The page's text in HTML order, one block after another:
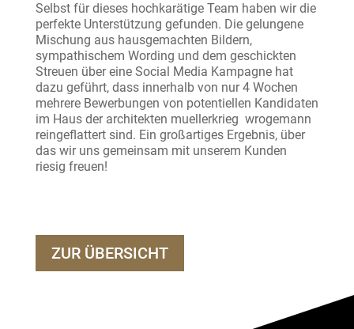
Selbst für dieses hochkarätige Team haben wir die
perfekte Unterstützung gefunden. Die gelungene
Mischung aus hausgemachten Bildern,
sympathischem Wording und dem geschickten
Streuen über eine Social Media Kampagne hat
dazu geführt, dass innerhalb von nur 4 Wochen
mehrere Bewerbungen von potentiellen Kandidaten
im Haus der architekten muellerkrieg wrogemann
reingeflattert sind. Ein großartiges Ergebnis, über
das wir uns gemeinsam mit unserem Kunden
riesig freuen!
ZUR ÜBERSICHT